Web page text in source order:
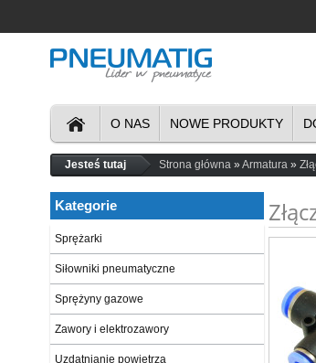
O NAS NOWE PRODUKTY
Jesteś tutaj Strona główna Armatura
Kategorie
Sprężarki
Siłowniki pneumatyczne
Sprężyny gazowe
Zawory i elektrozawory
Uzdatnianie powietrza